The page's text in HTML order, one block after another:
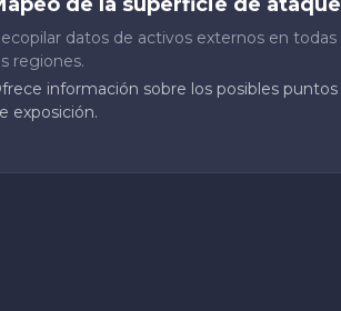
datos de activos externos en todas
regiones.
información sobre los posibles puntos
exposición.